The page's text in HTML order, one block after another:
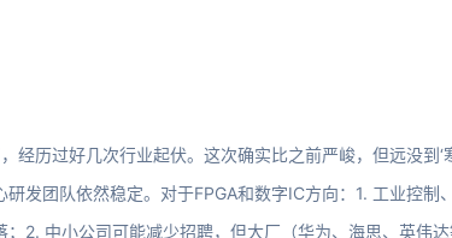
经历过好几次行业起伏。这次确实比之前严峻，但远没到‘
发团队依然稳定。对于FPGA和数字IC方向：1. 工业控制
2. 中小公司可能减少招聘，但大厂（华为、海思、英伟达